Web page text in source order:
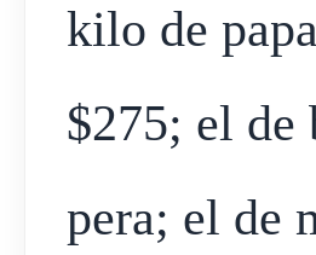
kilo de
$275; el de
pera; el de